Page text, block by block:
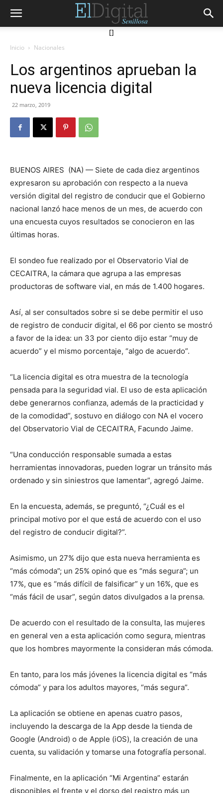
[]
Inicio Nacionales
Los argentinos aprueban la
nueva licencia digital
22 marzo, 2019
BUENOS AIRES (NA) — Siete de cada diez argentinos
expresaron su aprobación con respecto a la nueva
versión digital del registro de conducir que el Gobierno
nacional lanzó hace menos de un mes, de acuerdo con
una encuesta cuyos resultados se conocieron en las
últimas horas.
El sondeo fue realizado por el Observatorio Vial de
CECAITRA, la cámara que agrupa a las empresas
productoras de software vial, en más de 1.400 hogares.
Así, al ser consultados sobre si se debe permitir el uso
de registro de conducir digital, el 66 por ciento se mostró
a favor de la idea: un 33 por ciento dijo estar “muy de
acuerdo” y el mismo porcentaje, “algo de acuerdo”.
“La licencia digital es otra muestra de la tecnología
pensada para la seguridad vial. El uso de esta aplicación
debe generarnos confianza, además de la practicidad y
de la comodidad”, sostuvo en diálogo con NA el vocero
del Observatorio Vial de CECAITRA, Facundo Jaime.
“Una conducción responsable sumada a estas
herramientas innovadoras, pueden lograr un tránsito más
ordenado y sin siniestros que lamentar”, agregó Jaime.
En la encuesta, además, se preguntó, “¿Cuál es el
principal motivo por el que está de acuerdo con el uso
del registro de conducir digital?”.
Asimismo, un 27% dijo que esta nueva herramienta es
“más cómoda”; un 25% opinó que es “más segura”; un
17%, que es “más difícil de falsificar” y un 16%, que es
“más fácil de usar”, según datos divulgados a la prensa.
De acuerdo con el resultado de la consulta, las mujeres
en general ven a esta aplicación como segura, mientras
que los hombres mayormente la consideran más cómoda.
En tanto, para los más jóvenes la licencia digital es “más
cómoda” y para los adultos mayores, “más segura”.
La aplicación se obtiene en apenas cuatro pasos,
incluyendo la descarga de la App desde la tienda de
Google (Android) o de Apple (iOS), la creación de una
cuenta, su validación y tomarse una fotografía personal.
Finalmente, en la aplicación “Mi Argentina” estarán
disponibles el frente y el dorso del registro más un